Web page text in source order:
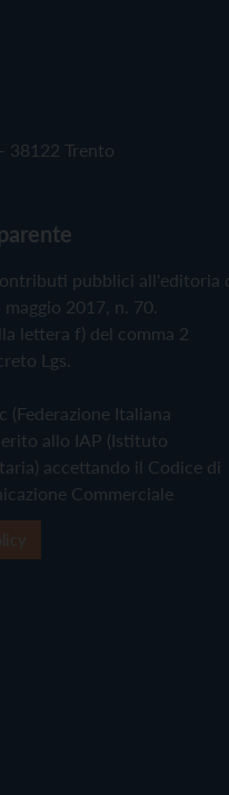
38122 Trento
pubblici all'editoria
2017, n. 70.
lettera f) del comma 2
Lgs.
(Federazione Italiana
allo IAP (Istituto
accettando il Codice di
Commerciale